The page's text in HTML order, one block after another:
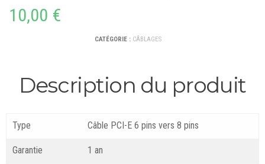
10,00 €
CATÉGORIE : CÂBLAGES
Description du produit
Type Câble PCI-E 6 pins vers 8 pins
Garantie 1 an